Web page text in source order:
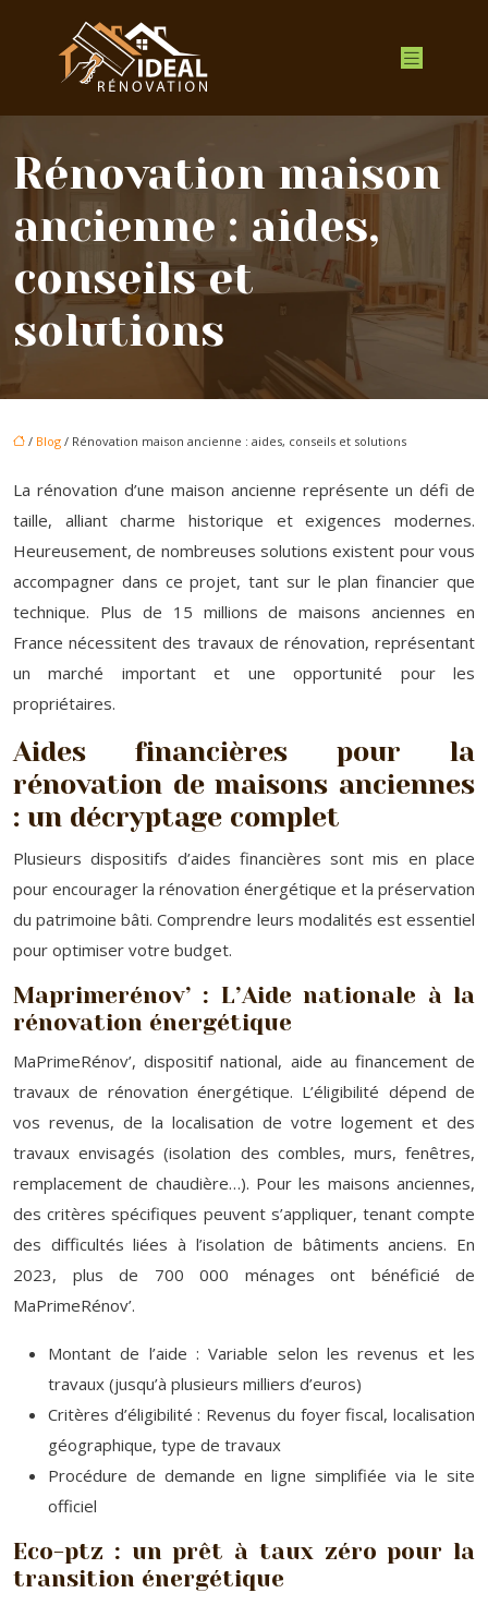
Rénovation maison
ancienne : aides,
conseils et
solutions
/ Blog / Rénovation maison ancienne : aides, conseils et solutions
La rénovation d’une maison ancienne représente un défi de
taille, alliant charme historique et exigences modernes.
Heureusement, de nombreuses solutions existent pour vous
accompagner dans ce projet, tant sur le plan financier que
technique. Plus de 15 millions de maisons anciennes en
France nécessitent des travaux de rénovation, représentant
un marché important et une opportunité pour les
propriétaires.
Aides financières pour la
rénovation de maisons anciennes
: un décryptage complet
Plusieurs dispositifs d’aides financières sont mis en place
pour encourager la rénovation énergétique et la préservation
du patrimoine bâti. Comprendre leurs modalités est essentiel
pour optimiser votre budget.
Maprimerénov’ : L’Aide nationale à la
rénovation énergétique
MaPrimeRénov’, dispositif national, aide au financement de
travaux de rénovation énergétique. L’éligibilité dépend de
vos revenus, de la localisation de votre logement et des
travaux envisagés (isolation des combles, murs, fenêtres,
remplacement de chaudière…). Pour les maisons anciennes,
des critères spécifiques peuvent s’appliquer, tenant compte
des difficultés liées à l’isolation de bâtiments anciens. En
2023, plus de 700 000 ménages ont bénéficié de
MaPrimeRénov’.
Montant de l’aide : Variable selon les revenus et les
travaux (jusqu’à plusieurs milliers d’euros)
Critères d’éligibilité : Revenus du foyer fiscal, localisation
géographique, type de travaux
Procédure de demande en ligne simplifiée via le site
officiel
Eco-ptz : un prêt à taux zéro pour la
transition énergétique